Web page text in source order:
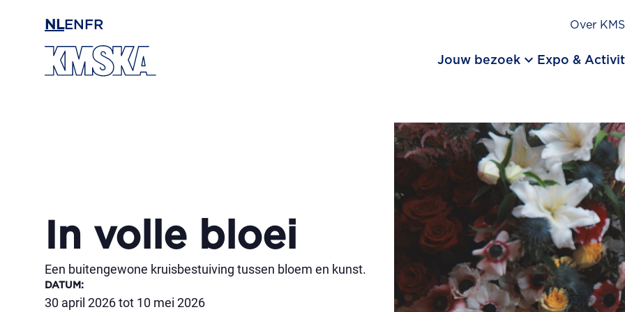
NLEN FR Over
Jouw bezoek keyboard_arrow_down Expo &
In volle bloei
Een buitengewone kruisbestuiving tussen bloem en kunst.
DATUM :
30 april 2026 tot 10 mei 2026